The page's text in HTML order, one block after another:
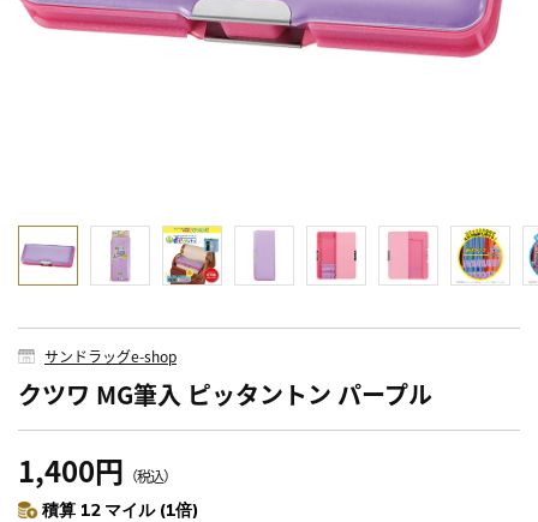
サンドラッグe-shop
クツワ MG筆入 ピッタントン パープル
1,400円 （税込）
積算 12 マイル (1倍)